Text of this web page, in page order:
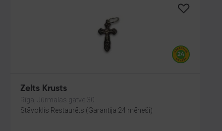
Zelts Krusts
Rīga, Jūrmalas gatve 30
Stāvoklis Restaurēts (Garantija 24 mēneši)